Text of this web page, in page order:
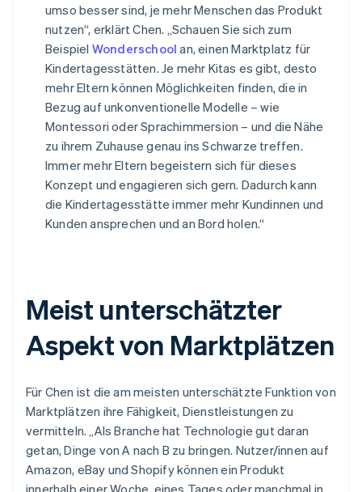
umso besser sind, je mehr Menschen das Produkt
nutzen“, erklärt Chen. „Schauen Sie sich zum
Beispiel Wonderschool an, einen Marktplatz für
Kindertagesstätten. Je mehr Kitas es gibt, desto
mehr Eltern können Möglichkeiten finden, die in
Bezug auf unkonventionelle Modelle – wie
Montessori oder Sprachimmersion – und die Nähe
zu ihrem Zuhause genau ins Schwarze treffen.
Immer mehr Eltern begeistern sich für dieses
Konzept und engagieren sich gern. Dadurch kann
die Kindertagesstätte immer mehr Kundinnen und
Kunden ansprechen und an Bord holen.“
Meist unterschätzter
Aspekt von Marktplätzen
Für Chen ist die am meisten unterschätzte Funktion von
Marktplätzen ihre Fähigkeit, Dienstleistungen zu
vermitteln. „Als Branche hat Technologie gut daran
getan, Dinge von A nach B zu bringen. Nutzer/innen auf
Amazon, eBay und Shopify können ein Produkt